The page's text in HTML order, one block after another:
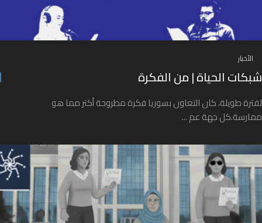
الأخبار
شبكات الحياة | من الفكرة
لفترة طويلة، كان التعاون بسوريا فكرة مطروحة أكتر مما هو
ممارسة.كل جهة عم ...